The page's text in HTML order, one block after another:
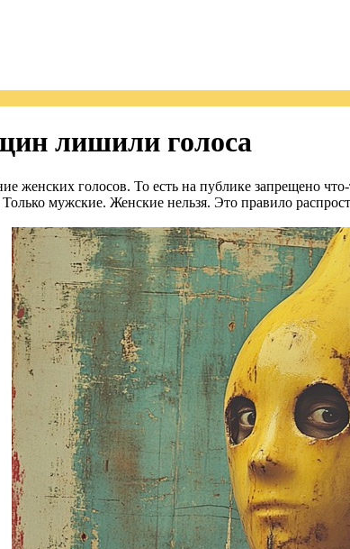
лишили голоса
женских голосов. То есть на публике запрещено
мужские. Женские нельзя. Это правило